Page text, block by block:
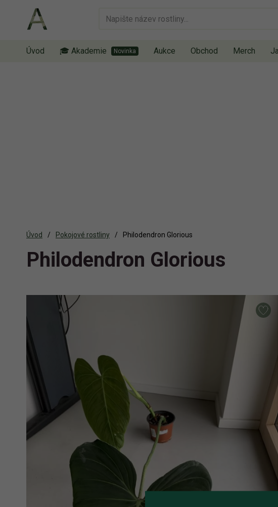
Úvod 🎓 Akademie Aukce Obchod Merch
Úvod Pokojové rostliny Philodendron Glorious
Philodendron Glorious